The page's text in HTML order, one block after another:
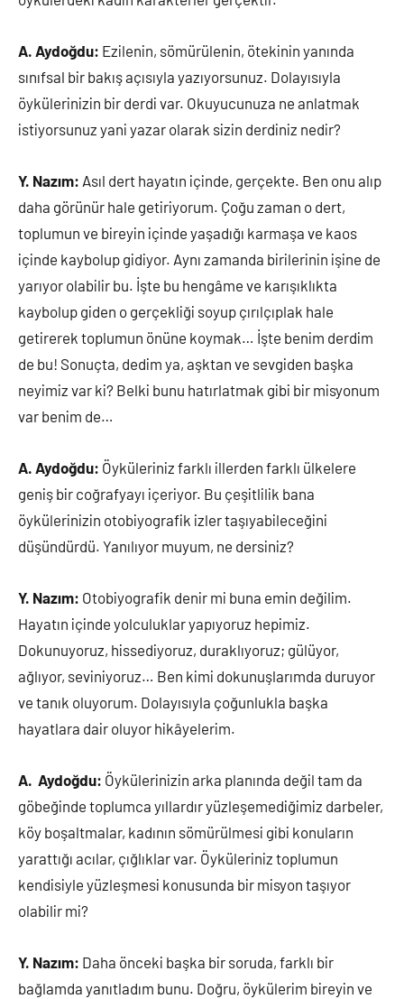
A. Aydoğdu: Ezilenin, sömürülenin, ötekinin yanında
sınıfsal bir bakış açısıyla yazıyorsunuz. Dolayısıyla
öykülerinizin bir derdi var. Okuyucunuza ne anlatmak
istiyorsunuz yani yazar olarak sizin derdiniz nedir?
Y. Nazım: Asıl dert hayatın içinde, gerçekte. Ben onu alıp
daha görünür hale getiriyorum. Çoğu zaman o dert,
toplumun ve bireyin içinde yaşadığı karmaşa ve kaos
içinde kaybolup gidiyor. Aynı zamanda birilerinin işine de
yarıyor olabilir bu. İşte bu hengâme ve karışıklıkta
kaybolup giden o gerçekliği soyup çırılçıplak hale
getirerek toplumun önüne koymak… İşte benim derdim
de bu! Sonuçta, dedim ya, aşktan ve sevgiden başka
neyimiz var ki? Belki bunu hatırlatmak gibi bir misyonum
var benim de…
A. Aydoğdu: Öyküleriniz farklı illerden farklı ülkelere
geniş bir coğrafyayı içeriyor. Bu çeşitlilik bana
öykülerinizin otobiyografik izler taşıyabileceğini
düşündürdü. Yanılıyor muyum, ne dersiniz?
Y. Nazım: Otobiyografik denir mi buna emin değilim.
Hayatın içinde yolculuklar yapıyoruz hepimiz.
Dokunuyoruz, hissediyoruz, duraklıyoruz; gülüyor,
ağlıyor, seviniyoruz… Ben kimi dokunuşlarımda duruyor
ve tanık oluyorum. Dolayısıyla çoğunlukla başka
hayatlara dair oluyor hikâyelerim.
A. Aydoğdu: Öykülerinizin arka planında değil tam da
göbeğinde toplumca yıllardır yüzleşemediğimiz darbeler,
köy boşaltmalar, kadının sömürülmesi gibi konuların
yarattığı acılar, çığlıklar var. Öyküleriniz toplumun
kendisiyle yüzleşmesi konusunda bir misyon taşıyor
olabilir mi?
Y. Nazım: Daha önceki başka bir soruda, farklı bir
bağlamda yanıtladım bunu. Doğru, öykülerim bireyin ve